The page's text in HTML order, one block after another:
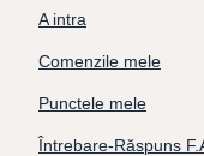
A intra
Comenzile mele
Punctele mele
Întrebare-Răspuns